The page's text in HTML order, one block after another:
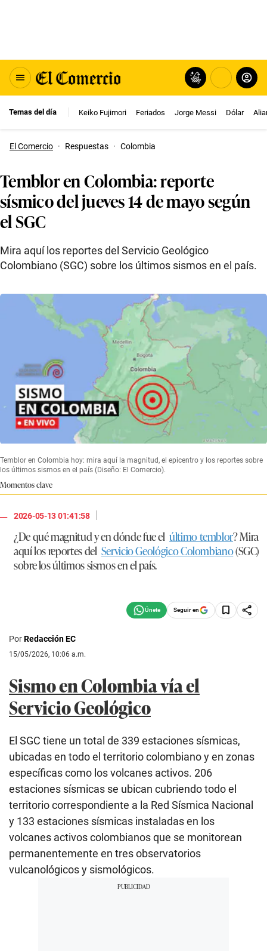
Temas del día Keiko Fujimori Feriados Jorge Messi Dólar
El Comercio · Respuestas · Colombia
Temblor en Colombia: reporte
sísmico del jueves 14 de mayo según
el SGC
Mira aquí los reportes del Servicio Geológico
Colombiano (SGC) sobre los últimos sismos en el país.
Temblor en Colombia hoy: mira aquí la magnitud, el epicentro y los reportes sobre
los últimos sismos en el país (Diseño: El Comercio).
Momentos clave
2026-05-13 01:41:58
|
¿De qué magnitud y en dónde fue elúltimo temblor? Mira
aquí los reportes del Servicio Geológico Colombiano(SGC)
sobre los últimos sismos en el país.
Seguir en
PorRedacción EC
15/05/2026, 10:06 a.m.
Sismo en Colombia vía el
Servicio Geológico
El SGC tiene un total de 339 estaciones sísmicas,
ubicadas en todo el territorio colombiano y en zonas
específicas como los volcanes activos. 206
estaciones sísmicas se ubican cubriendo todo el
territorio correspondiente a la Red Sísmica Nacional
y 133 estaciones sísmicas instaladas en los
volcanes activos colombianos que se monitorean
permanentemente en tres observatorios
vulcanológicos y sismológicos.